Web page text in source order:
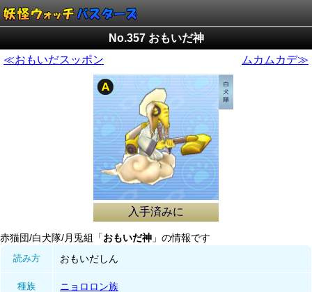
No.357 おもいだ神
≪おもいだスッポン
ムカムカデ≫
入手済みに
赤猫団/白犬隊/月兎組「 おもいだ神 」の情報です
読み方
おもいだしん
種族 ニョロロン族